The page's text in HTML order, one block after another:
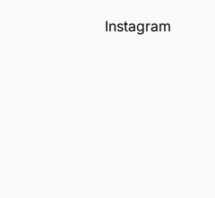
Instagram